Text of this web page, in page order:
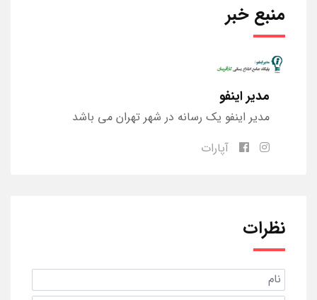
منبع خبر
مدیر اینفو
مدیر اینفو یک رسانه در شهر تهران می باشد
آپارات
نظرات